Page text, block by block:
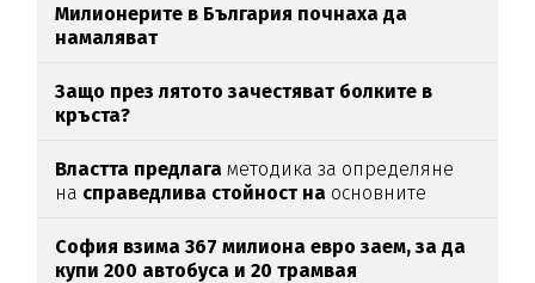
Милионерите в България почнаха да
намаляват
Защо през лятото зачестяват болките в
кръста?
Властта предлага методика за определяне
на справедлива стойност на основните
София взима 367 милиона евро заем, за да
купи 200 автобуса и 20 трамвая